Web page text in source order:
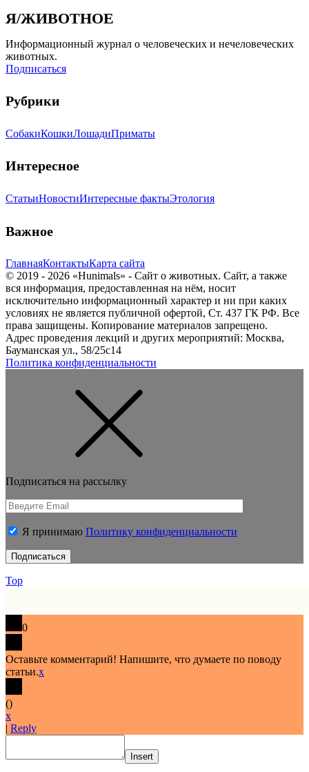
Я/ЖИВОТНОЕ
Информационный журнал о человеческих и нечеловеческих
животных.
Подписаться
Рубрики
СобакиКошкиЛошадиПриматы
Интересное
СтатьиНовостиИнтересные фактыЭтология
Важное
ГлавнаяКонтактыКарта сайта
© 2019 - 2026 «Hunimals» - Сайт о животных. Сайт, а также
вся информация, предоставленная на нём, носит
исключительно информационный характер и ни при каких
условиях не является публичной офертой, Ст. 437 ГК РФ. Все
права защищены. Копирование материалов запрещено.
Адрес проведения лекций и других мероприятий: Москва,
Бауманская ул., 58/25с14
Политика конфиденциальности
Подписаться на рассылку
Я принимаю Политику конфиденциальности
Top
0
Оставьте комментарий! Напишите, что думаете по поводу
статьи.x
()
x
| Reply
Insert